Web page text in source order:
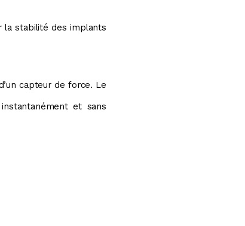
la stabilité des implants
capteur de force. Le
et sans